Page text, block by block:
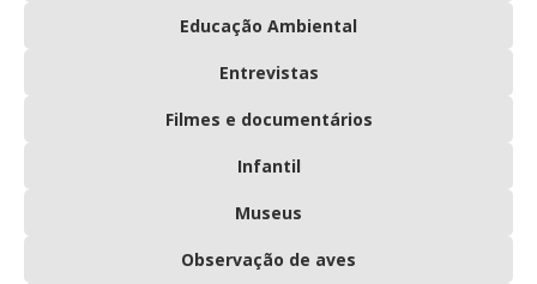
Educação Ambiental
Entrevistas
Filmes e documentários
Infantil
Museus
Observação de aves